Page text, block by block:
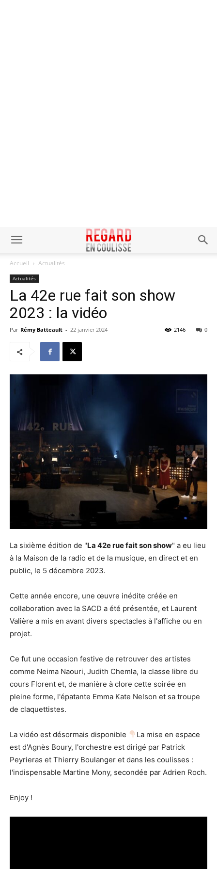
Accueil Actualités
Actualités
La 42e rue fait son show
2023 : la vidéo
Par Rémy Batteault - 22 janvier 2024 0
2146
La sixième édition de "La 42e rue fait son show" a eu lieu
à la Maison de la radio et de la musique, en direct et en
public, le 5 décembre 2023.
Cette année encore, une œuvre inédite créée en
collaboration avec la SACD a été présentée, et Laurent
Valière a mis en avant divers spectacles à l'affiche ou en
projet.
Ce fut une occasion festive de retrouver des artistes
comme Neima Naouri, Judith Chemla, la classe libre du
cours Florent et, de manière à clore cette soirée en
pleine forme, l'épatante Emma Kate Nelson et sa troupe
de claquettistes.
La vidéo est désormais disponible
La mise en espace
est d'Agnès Boury, l'orchestre est dirigé par Patrick
Peyrieras et Thierry Boulanger et dans les coulisses :
l'indispensable Martine Mony, secondée par Adrien Roch.
Enjoy !